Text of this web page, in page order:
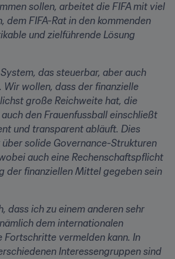
sollen, arbeitet die FIFA mit viel
dem FIFA-Rat in den kommenden
und zielführende Lösung
das steuerbar, aber auch
wollen, dass der finanzielle
große Reichweite hat, die
den Frauenfussball einschließt
und transparent abläuft. Dies
solide Governance-Strukturen
auch eine Rechenschaftspflicht
der finanziellen Mittel gegeben sein
dass ich zu einem anderen sehr
dem internationalen
Fortschritte vermelden kann. In
Interessengruppen sind